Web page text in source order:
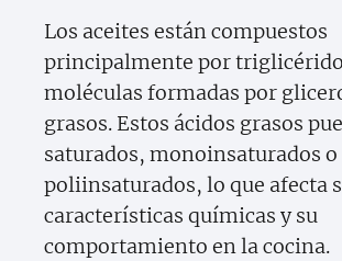
Los aceites están compuestos
principalmente por
moléculas formadas por
grasos. Estos ácidos grasos
saturados, monoinsaturados o
poliinsaturados, lo que afecta
características químicas y su
comportamiento en la cocina.